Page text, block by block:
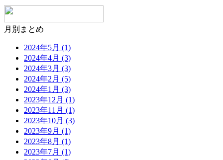
月別まとめ
2024年5月 (1)
2024年4月 (3)
2024年3月 (3)
2024年2月 (5)
2024年1月 (3)
2023年12月 (1)
2023年11月 (1)
2023年10月 (3)
2023年9月 (1)
2023年8月 (1)
2023年7月 (1)